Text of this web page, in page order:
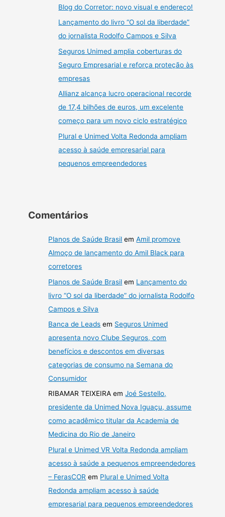
Blog do Corretor: novo visual e endereço!
Lançamento do livro “O sol da liberdade”
do jornalista Rodolfo Campos e Silva
Seguros Unimed amplia coberturas do
Seguro Empresarial e reforça proteção às
empresas
Allianz alcança lucro operacional recorde
de 17,4 bilhões de euros, um excelente
começo para um novo ciclo estratégico
Plural e Unimed Volta Redonda ampliam
acesso à saúde empresarial para
pequenos empreendedores
Comentários
Planos de Saúde Brasil emAmil promove
Almoço de lançamento do Amil Black para
corretores
Planos de Saúde Brasil em Lançamento do
livro “O sol da liberdade” do jornalista Rodolfo
Campos e Silva
Banca de Leads em Seguros Unimed
apresenta novo Clube Seguros, com
benefícios e descontos em diversas
categorias de consumo na Semana do
Consumidor
RIBAMAR TEIXEIRA emJoé Sestello,
presidente da Unimed Nova Iguaçu, assume
como acadêmico titular da Academia de
Medicina do Rio de Janeiro
Plural e Unimed VR Volta Redonda ampliam
acesso à saúde a pequenos empreendedores
– FerasCOR em Plural e Unimed Volta
Redonda ampliam acesso à saúde
empresarial para pequenos empreendedores